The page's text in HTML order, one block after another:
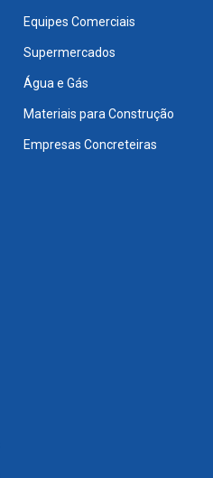
Equipes Comerciais
Supermercados
Água e Gás
Materiais para Construção
Empresas Concreteiras